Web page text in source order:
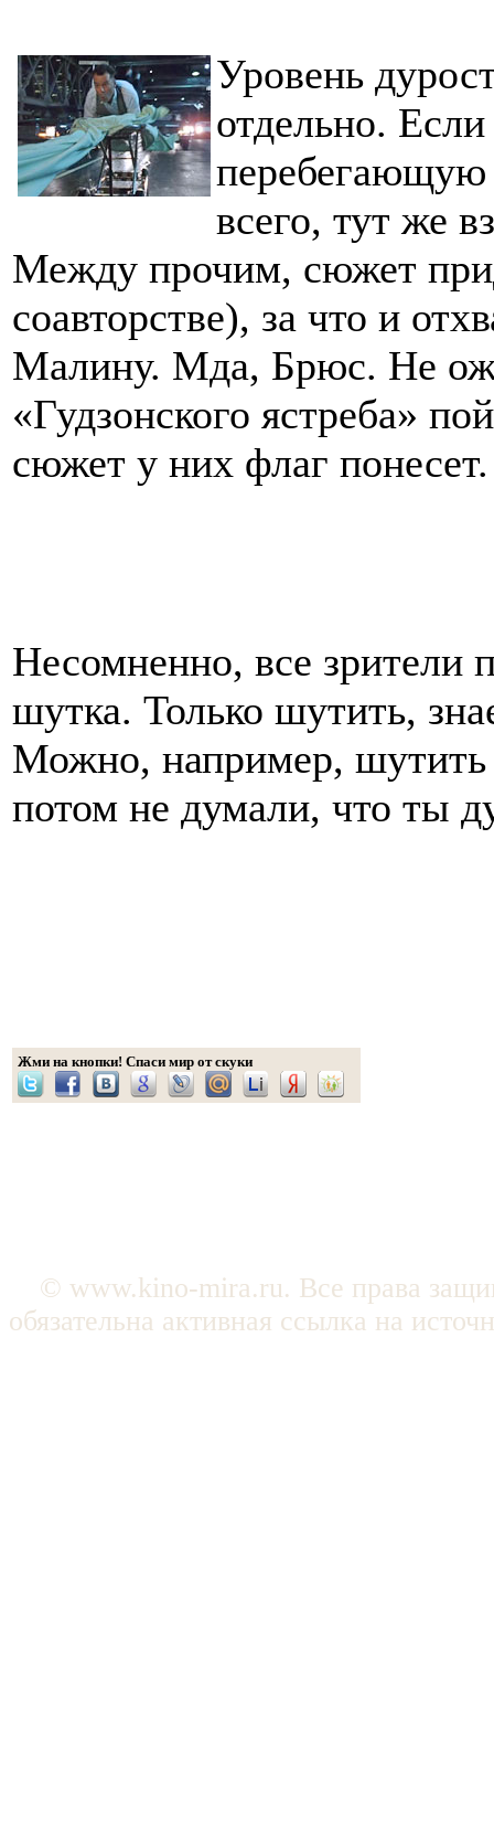
Уровень
отдельно.
перебегающую
всего, тут же
Между прочим, сюжет
соавторстве), за что и
Малину. Мда, Брюс. Не
«Гудзонского ястреба»
сюжет у них флаг понесет.
Несомненно, все зрители
шутка. Только шутить,
Можно, например,
потом не думали, что ты
Жми на кнопки! Спаси мир от скуки
© www.kino-mira.ru. Все права
обязательна активная ссылка на